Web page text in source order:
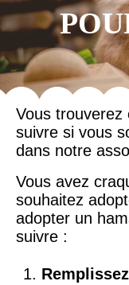
Vous trouverez
suivre si vous
dans notre
Vous avez
souhaitez
adopter un
suivre :